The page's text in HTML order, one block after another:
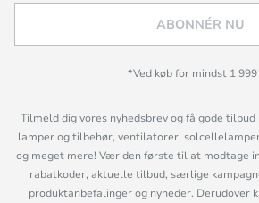
ABONNÉR NU
*Ved køb for mindst 1 999
Tilmeld dig vores nyhedsbrev og få gode
lamper og tilbehør, ventilatorer,
og meget mere! Vær den første til at modtage
rabatkoder, aktuelle tilbud, særlige
produktanbefalinger og nyheder. Derudover